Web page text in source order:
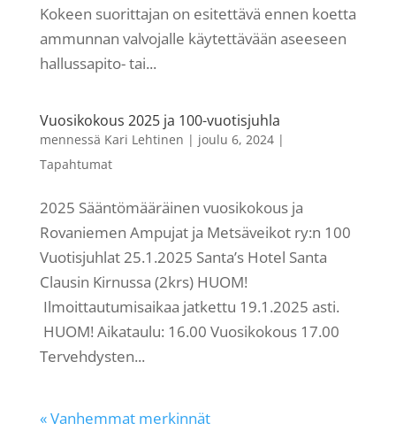
Kokeen suorittajan on esitettävä ennen koetta
ammunnan valvojalle käytettävään aseeseen
hallussapito- tai...
Vuosikokous 2025 ja 100-vuotisjuhla
mennessä Kari Lehtinen | joulu 6, 2024|
Tapahtumat
2025 Sääntömääräinen vuosikokous ja
Rovaniemen Ampujat ja Metsäveikot ry:n 100
Vuotisjuhlat 25.1.2025 Santa’s Hotel Santa
Clausin Kirnussa (2krs) HUOM!
Ilmoittautumisaikaa jatkettu 19.1.2025 asti.
HUOM! Aikataulu: 16.00 Vuosikokous 17.00
Tervehdysten...
« Vanhemmat merkinnät